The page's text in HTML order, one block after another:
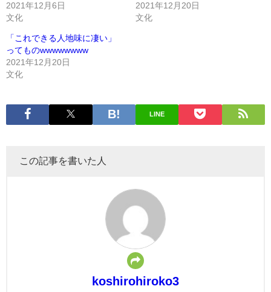
2021年12月6日
文化
2021年12月20日
文化
「これできる人地味に凄い」
ってものwwwwwwww
2021年12月20日
文化
LINE
この記事を書いた人
koshirohiroko3